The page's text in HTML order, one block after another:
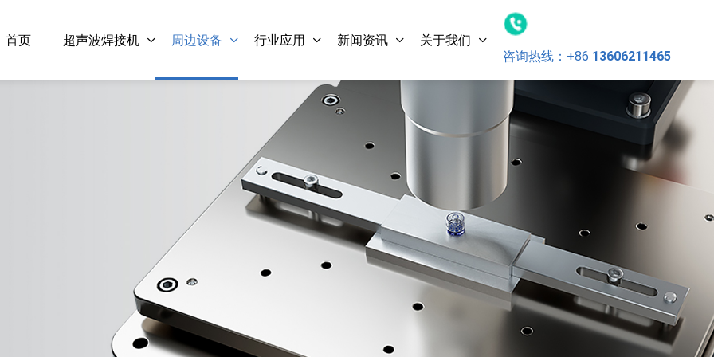
首页 超声波焊接机 周边设备 行业应用 新闻资讯
关于我们
咨询热线： +86 13606211465